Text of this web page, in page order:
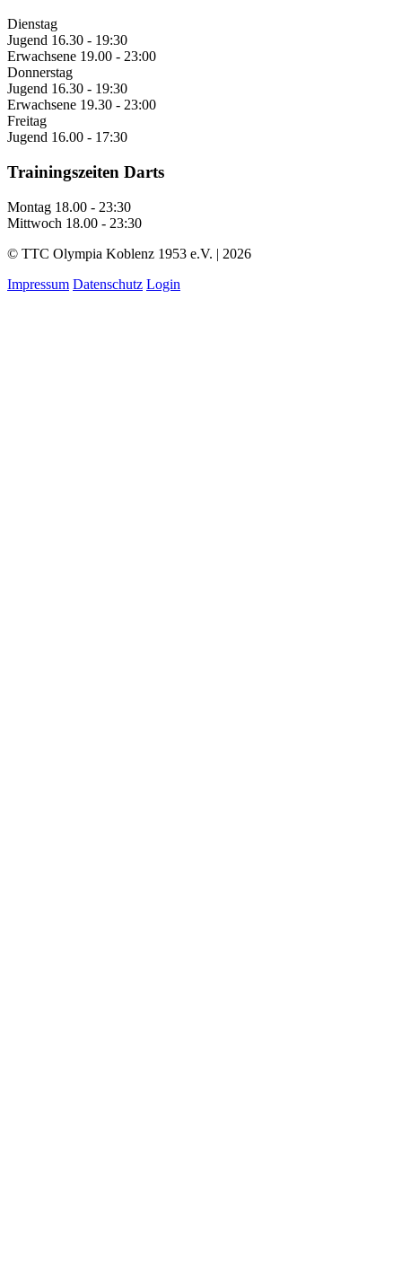
Dienstag
Jugend 16.30 - 19:30
Erwachsene 19.00 - 23:00
Donnerstag
Jugend 16.30 - 19:30
Erwachsene 19.30 - 23:00
Freitag
Jugend 16.00 - 17:30
Trainingszeiten Darts
Montag 18.00 - 23:30
Mittwoch 18.00 - 23:30
© TTC Olympia Koblenz 1953 e.V. | 2026
Impressum Datenschutz Login